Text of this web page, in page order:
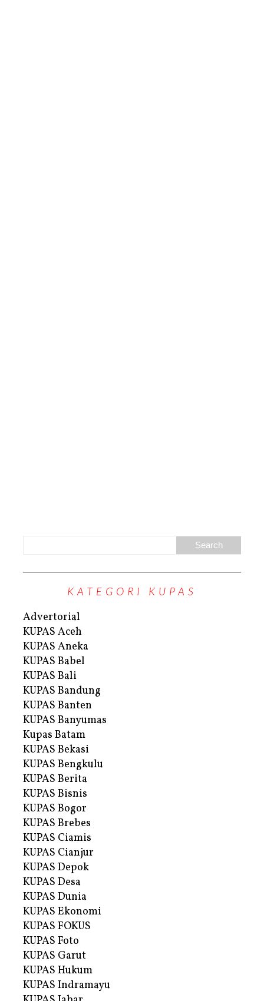
KATEGORI KUPAS
Advertorial
KUPAS Aceh
KUPAS Aneka
KUPAS Babel
KUPAS Bali
KUPAS Bandung
KUPAS Banten
KUPAS Banyumas
Kupas Batam
KUPAS Bekasi
KUPAS Bengkulu
KUPAS Berita
KUPAS Bisnis
KUPAS Bogor
KUPAS Brebes
KUPAS Ciamis
KUPAS Cianjur
KUPAS Depok
KUPAS Desa
KUPAS Dunia
KUPAS Ekonomi
KUPAS FOKUS
KUPAS Foto
KUPAS Garut
KUPAS Hukum
KUPAS Indramayu